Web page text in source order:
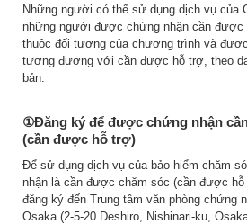
Những người có thể sử dụng dịch vụ của
những người được chứng nhận cần
thuộc đối tượng của chương trình và
tương đương với cần được hỗ trợ, theo
bản.
①Đăng ký để được chứng nhận
(cần được hỗ trợ)
Để sử dụng dịch vụ của bảo hiểm chăm
nhận là cần được chăm sóc (cần được
đăng ký đến Trung tâm văn phòng chứng
Osaka (2-5-20 Deshiro, Nishinari-ku,